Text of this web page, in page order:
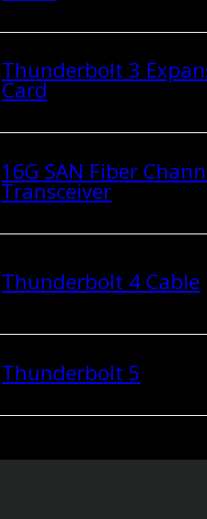
Thunderbolt 3
Card
16G SAN Fiber
Transceiver
Thunderbolt 4 Cable
Thunderbolt 5